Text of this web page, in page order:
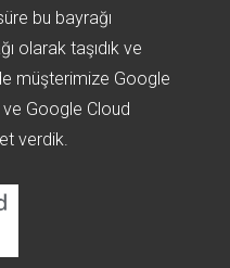
bu bayrağı
olarak taşıdık ve
müşterimize Google
Google Cloud
verdik.